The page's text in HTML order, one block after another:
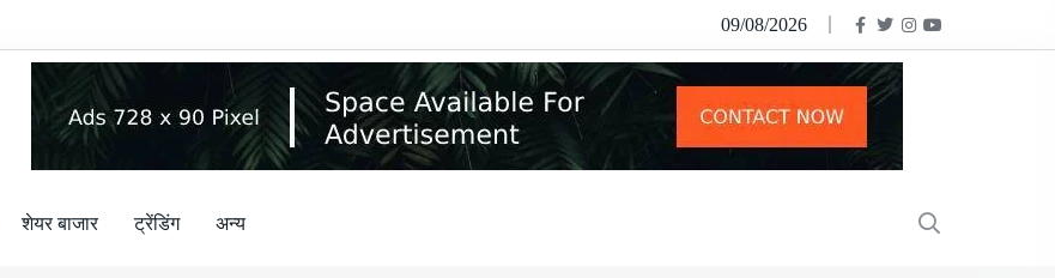
09/08/2026
शेयर बाजार ट्रेंडिंग अन्य